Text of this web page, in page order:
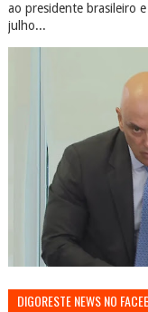
ao presidente brasileiro
julho...
DIGORESTE NEWS NO